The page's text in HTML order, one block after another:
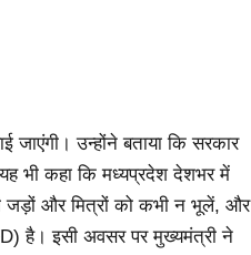
उन्होंने बताया कि सरकार
भी कहा कि मध्यप्रदेश देशभर में
जड़ों और मित्रों को कभी न भूलें, और
है। इसी अवसर पर मुख्यमंत्री ने